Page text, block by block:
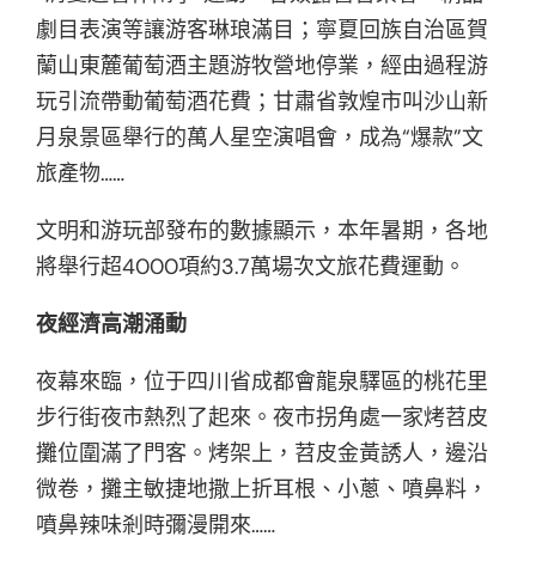
劇目表演等讓游客琳琅滿目；寧夏回族自治區賀
蘭山東麓葡萄酒主題游牧營地停業，經由過程游
玩引流帶動葡萄酒花費；甘肅省敦煌市叫沙山新
月泉景區舉行的萬人星空演唱會，成為“爆款”文
旅產物……
文明和游玩部發布的數據顯示，本年暑期，各地
將舉行超4000項約3.7萬場次文旅花費運動。
夜經濟高潮涌動
夜幕來臨，位于四川省成都會龍泉驛區的桃花里
步行街夜市熱烈了起來。夜市拐角處一家烤苕皮
攤位圍滿了門客。烤架上，苕皮金黃誘人，邊沿
微卷，攤主敏捷地撒上折耳根、小蔥、噴鼻料，
噴鼻辣味剎時彌漫開來……